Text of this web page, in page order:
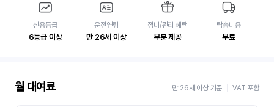
신용등급
6등급 이상
운전연령
만 26세 이상
정비/관리 혜택
부분 제공
탁송비용
무료
월 대여료 만 26세 이상 기준 VAT 포함